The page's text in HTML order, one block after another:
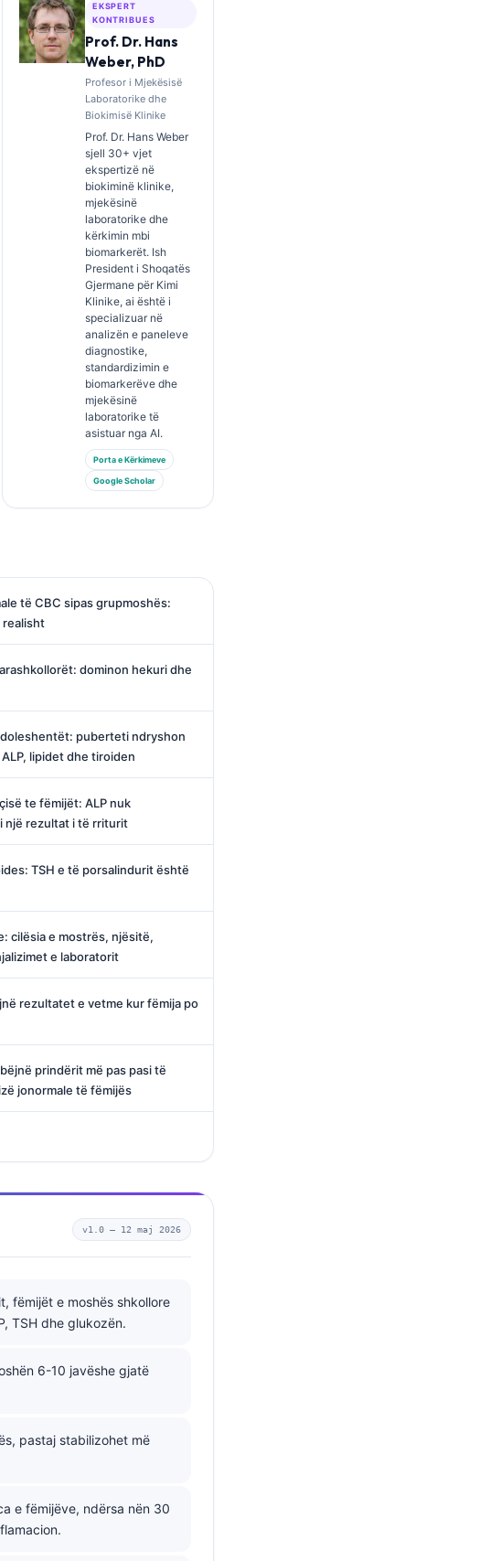
EKSPERT
KONTRIBUES
Prof. Dr. Hans
Weber, PhD
Profesor i Mjekësisë
Laboratorike dhe
Biokimisë Klinike
Prof. Dr. Hans Weber
sjell 30+ vjet
ekspertizë në
biokiminë klinike,
mjekësinë
laboratorike dhe
kërkimin mbi
biomarkerët. Ish
President i Shoqatës
Gjermane për Kimi
Klinike, ai është i
specializuar në
analizën e paneleve
diagnostike,
standardizimin e
biomarkerëve dhe
mjekësinë
laboratorike të
asistuar nga AI.
Porta e Kërkimeve
Google Scholar
të CBC sipas grupmoshës:
realisht
dominon hekuri dhe
puberteti ndryshon
lipidet dhe tiroiden
te fëmijët: ALP nuk
një rezultat i të rriturit
TSH e të porsalindurit është
cilësia e mostrës, njësitë,
e laboratorit
rezultatet e vetme kur fëmija po
prindërit më pas pasi të
jonormale të fëmijës
v1.0 — 12 maj 2026
fëmijët e moshës shkollore
TSH dhe glukozën.
6-10 javëshe gjatë
pastaj stabilizohet më
e fëmijëve, ndërsa nën 30